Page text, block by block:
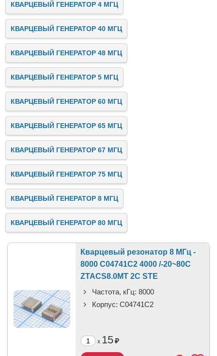
КВАРЦЕВЫЙ ГЕНЕРАТОР 4 МГЦ
КВАРЦЕВЫЙ ГЕНЕРАТОР 40 МГЦ
КВАРЦЕВЫЙ ГЕНЕРАТОР 48 МГЦ
КВАРЦЕВЫЙ ГЕНЕРАТОР 5 МГЦ
КВАРЦЕВЫЙ ГЕНЕРАТОР 60 МГЦ
КВАРЦЕВЫЙ ГЕНЕРАТОР 65 МГЦ
КВАРЦЕВЫЙ ГЕНЕРАТОР 67 МГЦ
КВАРЦЕВЫЙ ГЕНЕРАТОР 75 МГЦ
КВАРЦЕВЫЙ ГЕНЕРАТОР 8 МГЦ
КВАРЦЕВЫЙ ГЕНЕРАТОР 80 МГЦ
Кварцевый резонатор 8 МГц -
8000 C04741C2 4000 /-20~80C
ZTACS8.0MT 2C STE
Частота, кГц: 8000
Корпус: C04741C2
x 15₽